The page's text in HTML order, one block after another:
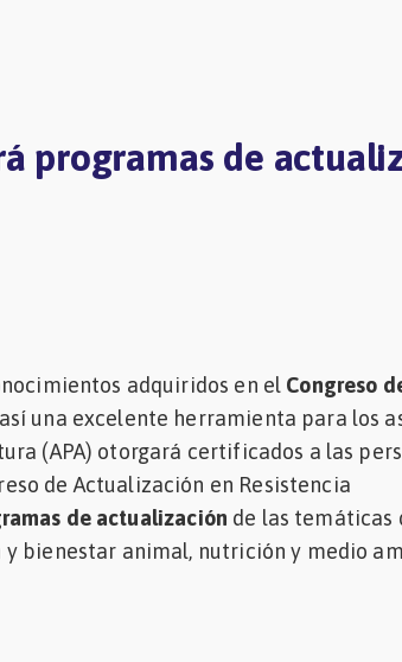
programas de
adquiridos en el Congreso
una excelente herramienta para los
(APA) otorgará certificados a las
de Actualización en Resistencia
de actualización de las temáticas
y bienestar animal, nutrición y medio